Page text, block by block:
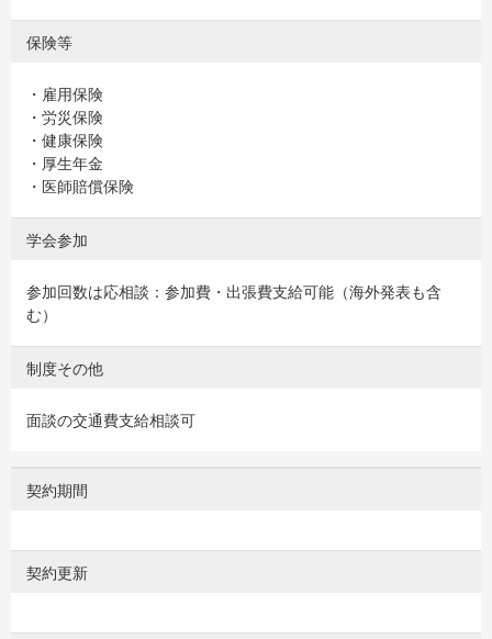
保険等
・雇用保険
・労災保険
・健康保険
・厚生年金
・医師賠償保険
学会参加
参加回数は応相談：参加費・出張費支給可能（海外発表も含
む）
制度その他
面談の交通費支給相談可
契約期間
契約更新